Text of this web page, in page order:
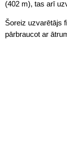
(402 m), tas arī
Šoreiz uzvarētājs
pārbraucot ar